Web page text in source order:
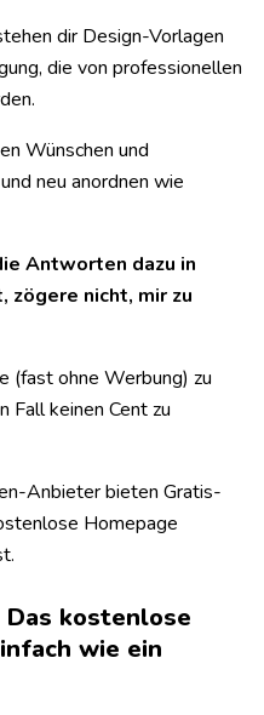
dir Design-Vorlagen
die von professionellen
Wünschen und
neu anordnen wie
Antworten dazu in
zögere nicht, mir zu
(fast ohne Werbung) zu
Fall keinen Cent zu
Anbieter bieten Gratis-
Homepage
Das kostenlose
wie ein